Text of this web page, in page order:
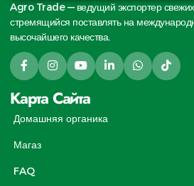
Agro Trade — ведущий экспортер
стремящийся поставлять на
высочайшего качества.
Карта Сайта
Домашняя органика
Магаз
FAQ